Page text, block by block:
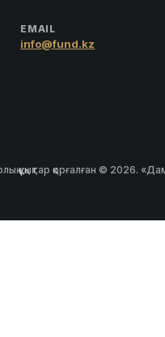
EMAIL
info@fund.kz
құқықтар қорғалған © 2026.